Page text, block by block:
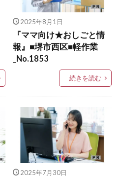
2025年8月1日
『ママ向け★おしごと情
報』■堺市西区■軽作業
_No.1853
続きを読む
2025年7月30日